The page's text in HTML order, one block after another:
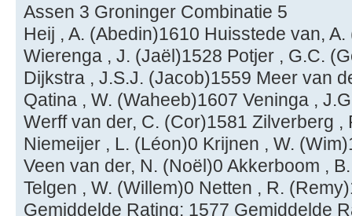
Assen 3 Groninger Combinatie 5
Heij , A. (Abedin)1610 Huisstede van,
Wierenga , J. (Jaël)1528 Potjer , G.C.
Dijkstra , J.S.J. (Jacob)1559 Meer van
Qatina , W. (Waheeb)1607 Veninga ,
Werff van der, C. (Cor)1581 Zilverberg ,
Niemeijer , L. (Léon)0 Krijnen , W.
Veen van der, N. (Noël)0 Akkerboom ,
Telgen , W. (Willem)0 Netten , R.
Gemiddelde Rating: 1577 Gemiddelde